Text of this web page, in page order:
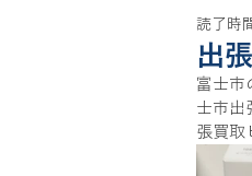
アウトドア用品買
腕時計、ブランド
出
読了時
富士市
士市出
張買取